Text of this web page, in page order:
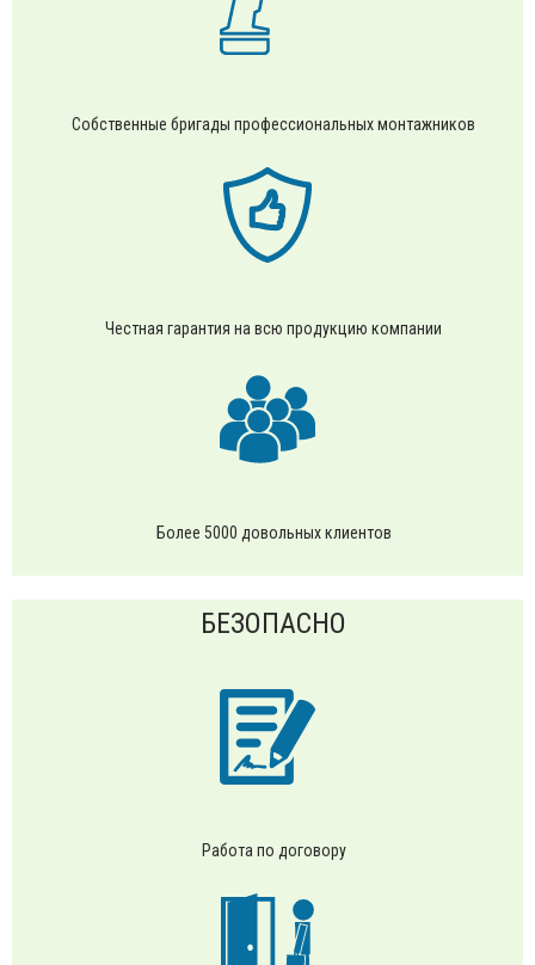
Собственные бригады профессиональных монтажников
Честная гарантия на всю продукцию компании
Более 5000 довольных клиентов
БЕЗОПАСНО
Работа по договору